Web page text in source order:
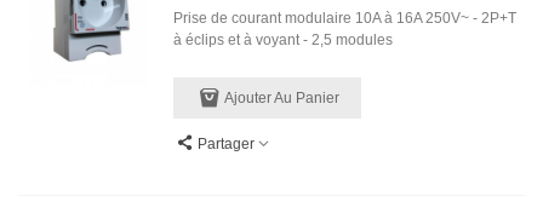
Prise de courant modulaire 10A à 16A 250V~ - 2P+T
à éclips et à voyant - 2,5 modules
Ajouter Au Panier
Partager